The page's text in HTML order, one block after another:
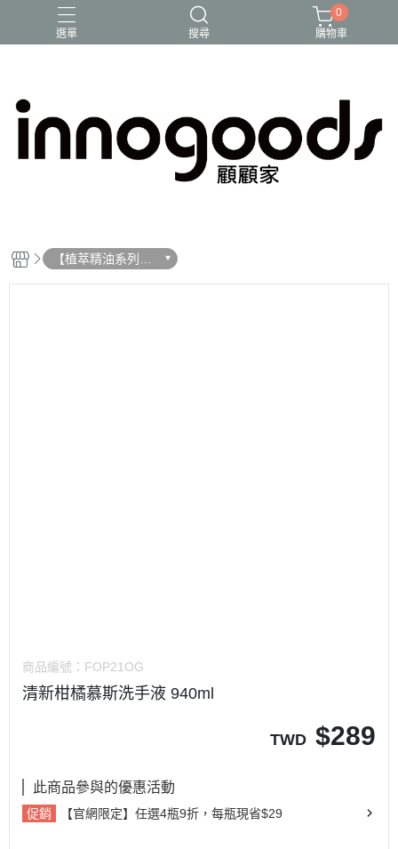
選單 搜尋
泡沫洗手液 洗手露 清潔系列 給皂機 驅蟲
0
購物車
【植萃精油系列】
洗手露與慕斯洗手
液
商品編號： FOP21OG
清新柑橘慕斯洗手液 940ml
TWD $289
此商品參與的優惠活動
促銷 【官網限定】任選4瓶9折，每瓶現省$29